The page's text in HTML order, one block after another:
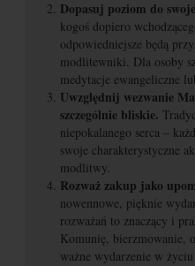
Dopasuj poziom do
kogoś dopiero
odpowiedniejsze będą
modlitewniki. Dla osoby
medytacje ewangeliczne
Uwzględnij wezwanie
szczególnie bliskie.
niepokalanego serca –
swoje charakterystyczne
modlitwy.
Rozważ zakup jako
nowennowe, pięknie
rozważań to znaczący i
Komunię, bierzmowanie,
ważne wydarzenie w